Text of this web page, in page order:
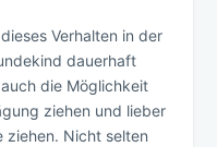
Verhalten in der
dauerhaft
die Möglichkeit
ziehen und lieber
ziehen. Nicht selten